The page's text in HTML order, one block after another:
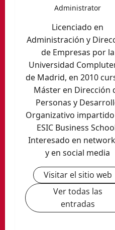
Administrator
Licenciado en
Administración y
de Empresas por la
Universidad
de Madrid, en 2010
Máster en Dirección
Personas y
Organizativo
ESIC Business
Interesado en
y en social media
Visitar el sitio web
Ver todas las
entradas